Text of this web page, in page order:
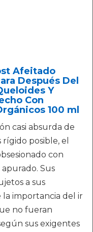
Afeitado
Después Del
Y
Con
100 ml
casi absurda de
posible, el
con
Sus
a sus
la importancia del ir
no fueran
sus exigentes